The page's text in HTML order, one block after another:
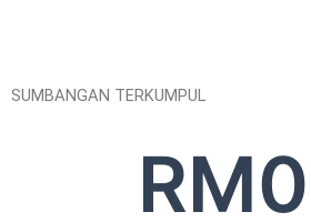
SUMBANGAN TERKUMPUL
RM0